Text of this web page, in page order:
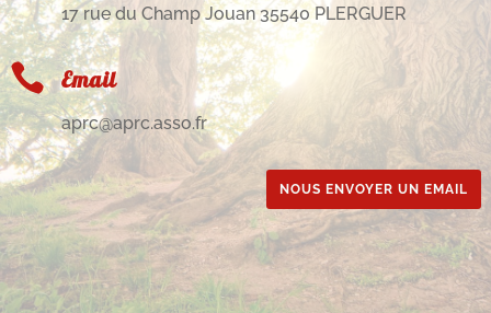
17 rue du Champ Jouan 35540 PLERGUER
 Email
aprc@aprc.asso.fr
NOUS ENVOYER UN EMAIL